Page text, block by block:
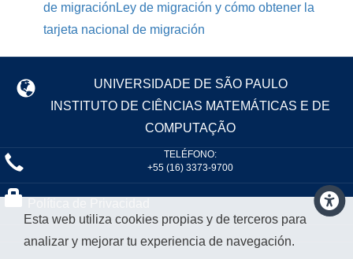
de migración Ley de migración y cómo obtener la
tarjeta nacional de migración
UNIVERSIDADE DE SÃO PAULO
INSTITUTO DE CIÊNCIAS MATEMÁTICAS E DE
COMPUTAÇÃO
TELÉFONO:
+55 (16) 3373-9700
Esta web utiliza cookies propias y de terceros para
analizar y mejorar tu experiencia de navegación.